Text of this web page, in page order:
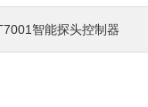
智能探头控制器